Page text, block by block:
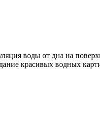
воды от дна на
красивых водных